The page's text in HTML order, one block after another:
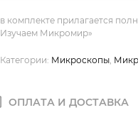
в комплекте прилагается
Изучаем Микромир»
Категории: Микроскопы
ОПЛАТА И ДОСТАВКА